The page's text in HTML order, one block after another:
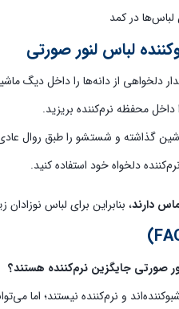
لباس‌ها در کمد
لباس لنور صورتی
دلخواهی از دانه‌ها را داخل دیگ
محفظه نرم‌کننده بریزید.
گذاشته و شستشو را طبق روال
دلخواه خود استفاده کنید.
دارند، بنابراین برای لباس نوزادان زیر ۳۶ ماه توصیه
صورتیجایگزین نرم‌کننده هستند؟
و نرم‌کننده نیستند؛ اما